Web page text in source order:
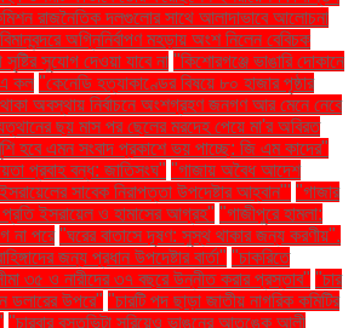
রাজনৈতিক দলগুলোর সাথে আলাদাভাবে আলোচনা
অগ্নিনির্বাপণ মহড়ায় অংশ নিলেন বেবিচক
সুযোগ দেওয়া যাবে না "কিশোরগঞ্জে ভাঙারি দোকানে
এ কল "কেনেডি হত্যাকাণ্ডের বিষয়ে ৮০ হাজার পৃষ্ঠার
অবস্থায় নির্বাচনে অংশগ্রহণ জনগণ আর মেনে নেবে
ছয় মাস পর ছেলের মরদেহ পেয়ে মা'র অবিরত
হবে এমন সংবাদ প্রকাশে ভয় পাচ্ছে: জি এম কাদের"
প্রবাহ বন্ধ: জাতিসংঘ" "গাজায় অবৈধ আদেশ
সাবেক নিরাপত্তা উপদেষ্টার আহ্বান"' "গাজার
ইসরায়েল ও হামাসের আগ্রহ" "গাজীপুরে হামলা:
না পরে "ঘরের বাতাসে দূষণ: সুস্থ থাকার জন্য করণীয়".
জন্য প্রধান উপদেষ্টার বার্তা" "চাকরিতে
৩৫ ও নারীদের ৩৭ বছরে উন্নীত করার প্রস্তাব" "চার
ডলারের উপরে" "চারটি পদ ছাড়া জাতীয় নাগরিক কমিটির
"চারবার বসতভিটা সরিয়েও ভাঙনের আতঙ্কে আলী